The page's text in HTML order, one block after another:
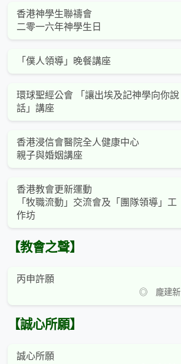
香港神學生聯禱會
二零一六年神學生日
「僕人領導」晚餐講座
環球聖經公會 「讓出埃及記神學向你說
話」講座
香港浸信會醫院全人健康中心
親子與婚姻講座
香港教會更新運動
「牧職流動」交流會及「團隊領導」工
作坊
【教會之聲】
丙申許願
◎ 龐建新
【誠心所願】
誠心所願